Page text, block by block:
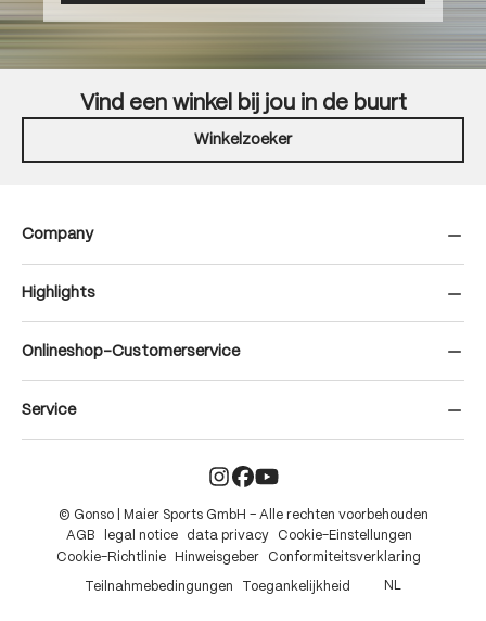
Vind een winkel bij jou in de buurt
Winkelzoeker
Company
Highlights
Onlineshop-Customerservice
Service
© Gonso | Maier Sports GmbH – Alle rechten voorbehouden
AGB
legal notice data privacy
Cookie-Einstellungen
Cookie-Richtlinie
Hinweisgeber Conformiteitsverklaring
Teilnahmebedingungen Toegankelijkheid NL